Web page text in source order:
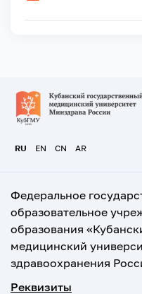
RU EN CN AR
Федеральное
образовательное
образования
медицинский
здравоохранения
Реквизиты